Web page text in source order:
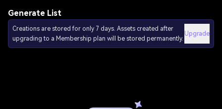
Generate List
Creations are stored for only 7 days. Assets created after
upgrading to a Membership plan will be stored permanently.
Upgrade